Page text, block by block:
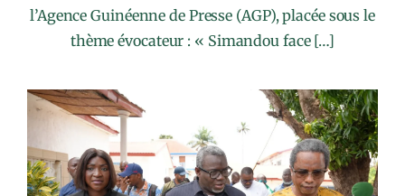
l’Agence Guinéenne de Presse (AGP), placée sous le
thème évocateur : « Simandou face […]